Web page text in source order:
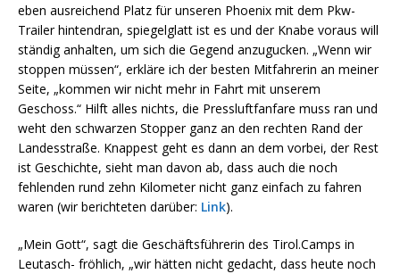
eben ausreichend Platz für unseren Phoenix mit dem Pkw-
Trailer hintendran, spiegelglatt ist es und der Knabe voraus will
ständig anhalten, um sich die Gegend anzugucken. „Wenn wir
stoppen müssen“, erkläre ich der besten Mitfahrerin an meiner
Seite, „kommen wir nicht mehr in Fahrt mit unserem
Geschoss.“ Hilft alles nichts, die Pressluftfanfare muss ran und
weht den schwarzen Stopper ganz an den rechten Rand der
Landesstraße. Knappest geht es dann an dem vorbei, der Rest
ist Geschichte, sieht man davon ab, dass auch die noch
fehlenden rund zehn Kilometer nicht ganz einfach zu fahren
waren (wir berichteten darüber: Link).
„Mein Gott“, sagt die Geschäftsführerin des Tirol.Camps in
Leutasch- fröhlich, „wir hätten nicht gedacht, dass heute noch